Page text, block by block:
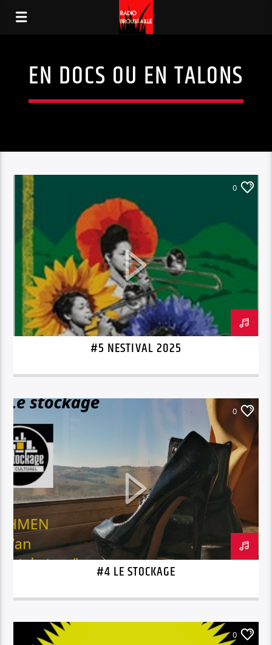
EN DOCS OU EN TALONS
0
#5 NESTIVAL 2025
0
#4 LE STOCKAGE
0